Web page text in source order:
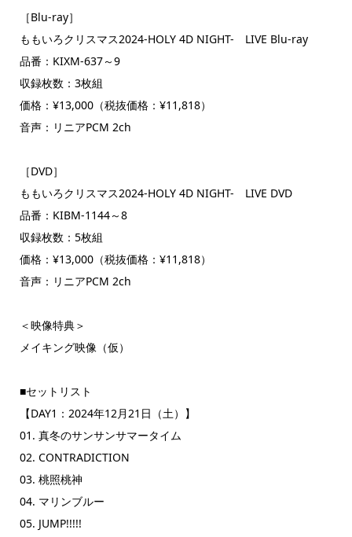
［Blu-ray］
ももいろクリスマス2024-HOLY 4D NIGHT- LIVE Blu-ray
品番：KIXM-637～9
収録枚数：3枚組
価格：¥13,000（税抜価格：¥11,818）
音声：リニアPCM 2ch
［DVD］
ももいろクリスマス2024-HOLY 4D NIGHT- LIVE DVD
品番：KIBM-1144～8
収録枚数：5枚組
価格：¥13,000（税抜価格：¥11,818）
音声：リニアPCM 2ch
＜映像特典＞
メイキング映像（仮）
■セットリスト
【DAY1：2024年12月21日（土）】
01. 真冬のサンサンサマータイム
02. CONTRADICTION
03. 桃照桃神
04. マリンブルー
05. JUMP!!!!!